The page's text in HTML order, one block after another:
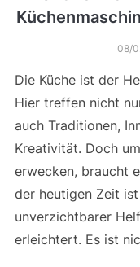
08/
Die Küche ist der
Hier treffen nicht
auch Traditionen,
Kreativität. Doch
erwecken, braucht
der heutigen Zeit
unverzichtbarer
erleichtert. Es ist